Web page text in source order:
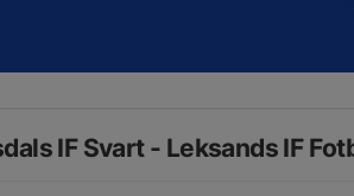
IF Svart - Leksands IF